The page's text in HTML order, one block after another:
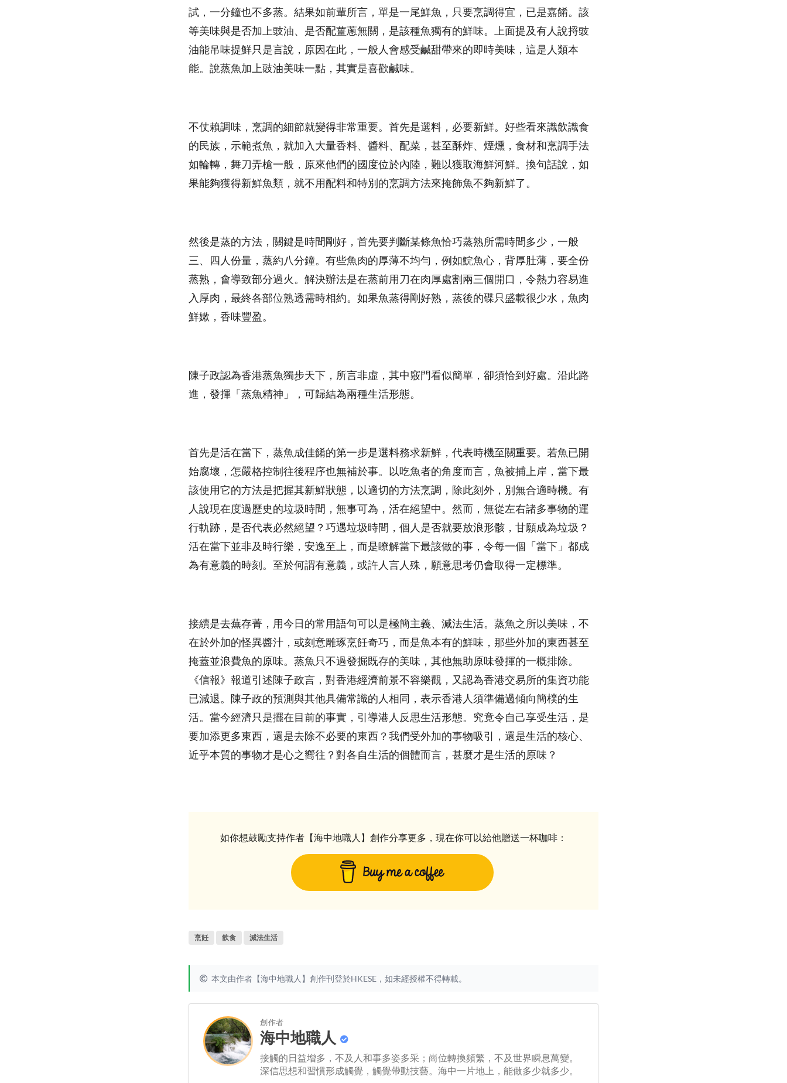
試，一分鐘也不多蒸。結果如前輩所言，單是一尾鮮魚，只要烹調得宜，已是嘉餚。該
等美味與是否加上豉油、是否配薑蔥無關，是該種魚獨有的鮮味。上面提及有人說捋豉
油能吊味提鮮只是言說，原因在此，一般人會感受鹹甜帶來的即時美味，這是人類本
能。說蒸魚加上豉油美味一點，其實是喜歡鹹味。
不仗賴調味，烹調的細節就變得非常重要。首先是選料，必要新鮮。好些看來識飲識食
的民族，示範煮魚，就加入大量香料、醬料、配菜，甚至酥炸、煙燻，食材和烹調手法
如輪轉，舞刀弄槍一般，原來他們的國度位於內陸，難以獲取海鮮河鮮。換句話說，如
果能夠獲得新鮮魚類，就不用配料和特別的烹調方法來掩飾魚不夠新鮮了。
然後是蒸的方法，關鍵是時間剛好，首先要判斷某條魚恰巧蒸熟所需時間多少，一般
三、四人份量，蒸約八分鐘。有些魚肉的厚薄不均勻，例如鯇魚心，背厚肚薄，要全份
蒸熟，會導致部分過火。解決辦法是在蒸前用刀在肉厚處割兩三個開口，令熱力容易進
入厚肉，最終各部位熟透需時相約。如果魚蒸得剛好熟，蒸後的碟只盛載很少水，魚肉
鮮嫰，香味豐盈。
陳子政認為香港蒸魚獨步天下，所言非虛，其中竅門看似簡單，卻須恰到好處。沿此路
進，發揮「蒸魚精神」，可歸結為兩種生活形態。
首先是活在當下，蒸魚成佳餚的第一步是選料務求新鮮，代表時機至關重要。若魚已開
始腐壞，怎嚴格控制往後程序也無補於事。以吃魚者的角度而言，魚被捕上岸，當下最
該使用它的方法是把握其新鮮狀態，以適切的方法烹調，除此刻外，別無合適時機。有
人說現在度過歷史的垃圾時間，無事可為，活在絕望中。然而，無從左右諸多事物的運
行軌跡，是否代表必然絕望？巧遇垃圾時間，個人是否就要放浪形骸，甘願成為垃圾？
活在當下並非及時行樂，安逸至上，而是瞭解當下最該做的事，令每一個「當下」都成
為有意義的時刻。至於何謂有意義，或許人言人殊，願意思考仍會取得一定標準。
接續是去蕪存菁，用今日的常用語句可以是極簡主義、減法生活。蒸魚之所以美味，不
在於外加的怪異醬汁，或刻意雕琢烹飪奇巧，而是魚本有的鮮味，那些外加的東西甚至
掩蓋並浪費魚的原味。蒸魚只不過發掘既存的美味，其他無助原味發揮的一概排除。
《信報》報道引述陳子政言，對香港經濟前景不容樂觀，又認為香港交易所的集資功能
已減退。陳子政的預測與其他具備常識的人相同，表示香港人須準備過傾向簡樸的生
活。當今經濟只是擺在目前的事實，引導港人反思生活形態。究竟令自己享受生活，是
要加添更多東西，還是去除不必要的東西？我們受外加的事物吸引，還是生活的核心、
近乎本質的事物才是心之嚮往？對各自生活的個體而言，甚麼才是生活的原味？
如你想鼓勵支持作者【海中地職人】創作分享更多，現在你可以給他贈送一杯咖啡：
烹飪 飲食 減法生活
本文由作者【海中地職人】創作刊登於HKESE，如未經授權不得轉載。
創作者
海中地職人
接觸的日益增多，不及人和事多姿多采；崗位轉換頻繁，不及世界瞬息萬變。
深信思想和習慣形成觸覺，觸覺帶動技藝。海中一片地上，能做多少就多少。